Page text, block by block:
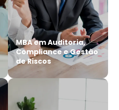
MBA em Auditoria,
Compliance e Gestão
de Riscos